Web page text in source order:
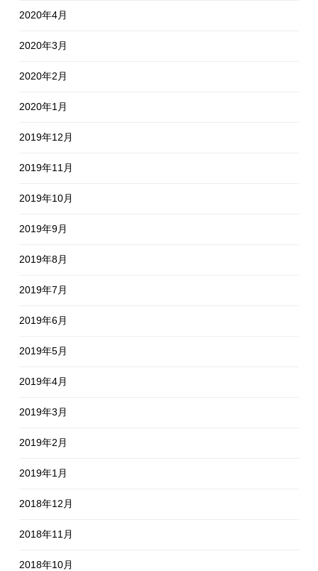
2020年4月
2020年3月
2020年2月
2020年1月
2019年12月
2019年11月
2019年10月
2019年9月
2019年8月
2019年7月
2019年6月
2019年5月
2019年4月
2019年3月
2019年2月
2019年1月
2018年12月
2018年11月
2018年10月